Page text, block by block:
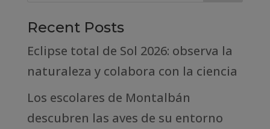
Recent Posts
Eclipse total de Sol 2026: observa la
naturaleza y colabora con la ciencia
Los escolares de Montalbán
descubren las aves de su entorno